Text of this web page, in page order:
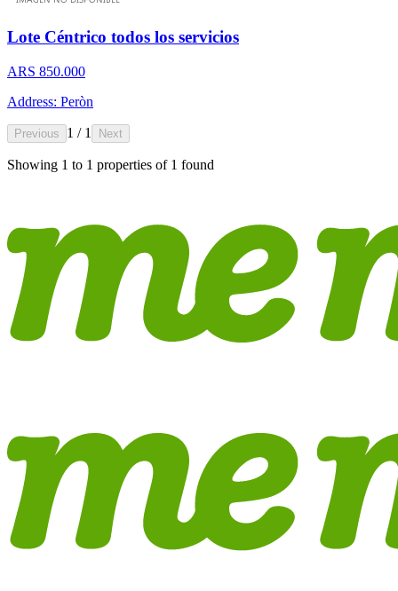
Lote Céntrico todos los servicios
ARS 850.000
Address: Peròn
Previous 1 / 1 Next
Showing 1 to 1 properties of 1 found